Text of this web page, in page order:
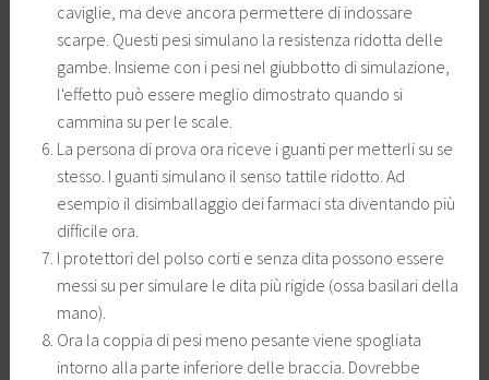
caviglie, ma deve ancora permettere di indossare
scarpe. Questi pesi simulano la resistenza ridotta delle
gambe. Insieme con i pesi nel giubbotto di simulazione,
l'effetto può essere meglio dimostrato quando si
cammina su per le scale.
La persona di prova ora riceve i guanti per metterli su se
stesso. I guanti simulano il senso tattile ridotto. Ad
esempio il disimballaggio dei farmaci sta diventando più
difficile ora.
I protettori del polso corti e senza dita possono essere
messi su per simulare le dita più rigide (ossa basilari della
mano).
Ora la coppia di pesi meno pesante viene spogliata
intorno alla parte inferiore delle braccia. Dovrebbe